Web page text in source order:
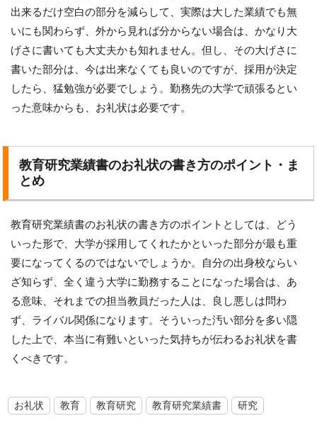
出来るだけ空白の部分を減らして、実際は大した業績でも無
いにも関わらず、外から見れば分からない場合は、かなり大
げさに書いても大丈夫かも知れません。但し、その大げさに
書いた部分は、今は出来なくても良いのですが、採用が決定
したら、猛勉強が必要でしょう。勤務先の大学で頑張るとい
った意味からも、お礼状は必要です。
教育研究業績書のお礼状の書き方のポイント・ま
とめ
教育研究業績書のお礼状の書き方のポイントとしては、どう
いった形で、大学が採用してくれたかといった部分が最も重
要になってくるのではないでしょうか。自分の出身校ならい
ざ知らず、全く違う大学に勤務することになった場合は、あ
る意味、それまでの担当教員だった人は、良し悪しは問わ
ず、ライバル関係になります。そういった汚い部分を多い隠
した上で、本当に有難いといった気持ちが伝わるお礼状を書
くべきです。
お礼状 教育 教育研究 教育研究業績書 研究